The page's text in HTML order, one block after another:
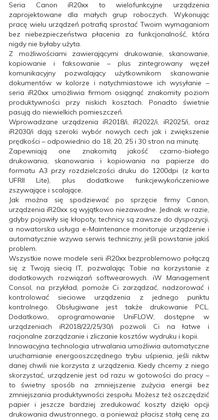
Seria Canon iR20xx to wielofunkcyjne urządzenia
zaprojektowane dla małych grup roboczych. Wykonując
pracę wielu urządzeń potrafią sprostać Twoim wymaganiom
bez niebezpieczeństwa płacenia za funkcjonalność, która
nigdy nie byłaby użyta.
Z możliwościami zawierającymi drukowanie, skanowanie,
kopiowanie i faksowanie – plus zintegrowany węzeł
komunikacyjny pozwalający użytkownikom skanowanie
dokumentów w kolorze i natychmiastowe ich wysyłanie –
seria iR20xx umożliwia firmom osiągnąć znakomity poziom
produktywności przy niskich kosztach. Ponadto świetnie
pasują do niewielkich pomieszczeń.
Wprowadzane urządzenia iR2018/i, iR2022/i, iR2025/i, oraz
iR2030/i dają szeroki wybór nowych cech jak i zwiększenie
prędkości – odpowiednio do 18, 20, 25 i 30 stron na minutę.
Zapewniają one znakomitą jakość czarno-białego
drukowania, skanowania i kopiowania na papierze do
formatu A3 przy rozdzielczości druku do 1200dpi (z karta
UFRII Lite), plus dodatkowe funkcjewykończeniowe
zszywające i scalające.
Jak można się spodziewać po sprzęcie firmy Canon,
urządzenia iR20xx są wyjątkowo niezawodne. Jednak w razie,
gdyby pojawiły się kłopoty, technicy są zawsze do dyspozycji,
a nowatorska usługa e-Maintenance monitoruje urządzenie i
automatycznie wzywa serwis techniczny, jeśli powstanie jakiś
problem.
Wszystkie nowe modele serii iR20xx bezproblemowo połączą
się z Twoją siecią IT, pozwalając Tobie na korzystanie z
dodatkowych rozwiązań softwearowych. iW Management
Consol, na przykład, pomoże Ci zarządzać, nadzorować i
kontrolować sieciowe urządzenia z jednego punktu
kontrolnego. Obsługiwane jest także drukowanie PCL.
Dodatkowo, oprogramowanie UniFLOW, dostępne w
urządzeniach iR2018/22/25/30/i pozwoli Ci na łatwe i
racjonalne zarządzanie i zliczanie kosztów wydruku i kopii.
Innowacyjna technologia utrwalania umożliwia automatyczne
uruchamianie energooszczędnego trybu uśpienia, jeśli niktw
danej chwili nie korzysta z urządzenia. Kiedy chcemy z niego
skorzystać, urządzenie jest od razu w gotowości do pracy –
to świetny sposób na zmniejszenie zużycia energii bez
zmniejszania produktywności zespołu. Możesz też oszczędzić
papier i jeszcze bardziej zredukować koszty dzięki opcji
drukowania dwustronnego, a ponieważ płacisz stałą cenę za